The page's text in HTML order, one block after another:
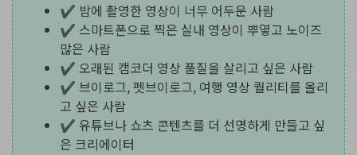
✔ 밤에 촬영한 영상이 너무 어두운 사람
✔ 스마트폰으로 찍은 실내 영상이 뿌옇고 노이즈
많은 사람
✔ 오래된 캠코더 영상 품질을 살리고 싶은 사람
✔ 브이로그, 펫브이로그, 여행 영상 퀄리티를 올리
고 싶은 사람
✔ 유튜브나 쇼츠 콘텐츠를 더 선명하게 만들고 싶
은 크리에이터